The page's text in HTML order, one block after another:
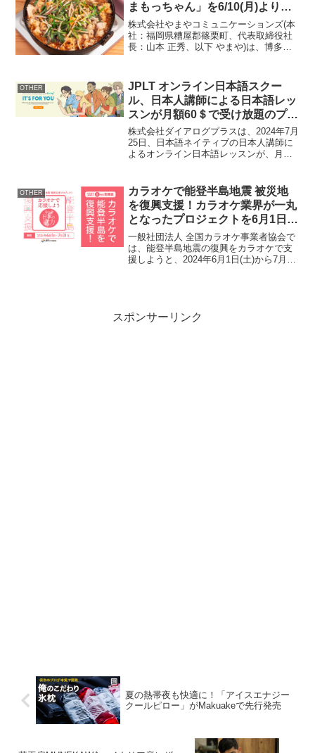
まもっちゃん」を6/10(月)より期
間限定で提供開始！
株式会社やまやコミュニケーションズ(本
社：福岡県糟屋郡篠栗町、代表取締役社
長：山本 正秀、以下 やまや)は、博多も
月10日(月)より夏季限定メニューとして
「鉄板も...
OTHER
JPLT オンライン日本語スクー
ル、日本人講師による日本語レッ
スンが月額60＄で受け放題のプラ
ンを7/25より提供開始
株式会社ダイアログプラスは、2024年7月
25日、日本語ネイティブの日本人講師に
よるオンライン日本語レッスンが、月額
JLPTコース、日常英会話コースなどの定
番コースのほ...
OTHER
カラオケで能登半島地震 被災地
を復興支援！カラオケ業界が一丸
となったプロジェクトを6月1日か
ら実施！
一般社団法人 全国カラオケ事業者協会で
は、能登半島地震の復興をカラオケで支
援しようと、2024年6月1日(土)から7月31
スポンサーリンク
夏の熱帯夜も快適に！「アイスエナジー
クールピロー」がMakuakeで先行発売